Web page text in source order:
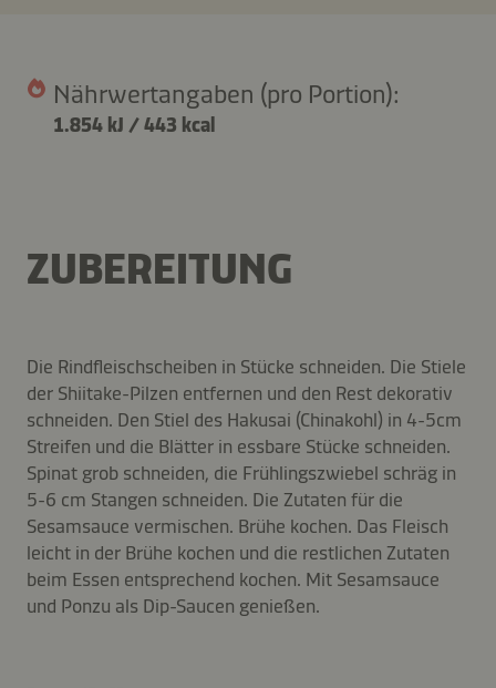
Nährwertangaben (pro Portion):
1.854 kJ /443 kcal
ZUBEREITUNG
Die Rindfleischscheiben in Stücke schneiden. Die Stiele
der Shiitake-Pilzen entfernen und den Rest dekorativ
schneiden. Den Stiel des Hakusai (Chinakohl) in 4-5cm
Streifen und die Blätter in essbare Stücke schneiden.
Spinat grob schneiden, die Frühlingszwiebel schräg in
5-6 cm Stangen schneiden. Die Zutaten für die
Sesamsauce vermischen. Brühe kochen. Das Fleisch
leicht in der Brühe kochen und die restlichen Zutaten
beim Essen entsprechend kochen. Mit Sesamsauce
und Ponzu als Dip-Saucen genießen.